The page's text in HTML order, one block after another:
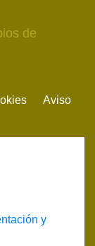
de
Aviso